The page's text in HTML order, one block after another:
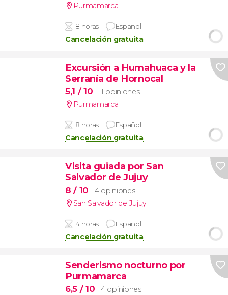
Purmamarca
8 horas Español
Cancelación gratuita
Excursión a Humahuaca y la
Serranía de Hornocal
5,1 / 10
11 opiniones
Purmamarca
8 horas Español
Cancelación gratuita
Visita guiada por San
Salvador de Jujuy
8/ 10
4 opiniones
San Salvador de Jujuy
4 horas Español
Cancelación gratuita
Senderismo nocturno por
Purmamarca
6,5 / 10
4 opiniones